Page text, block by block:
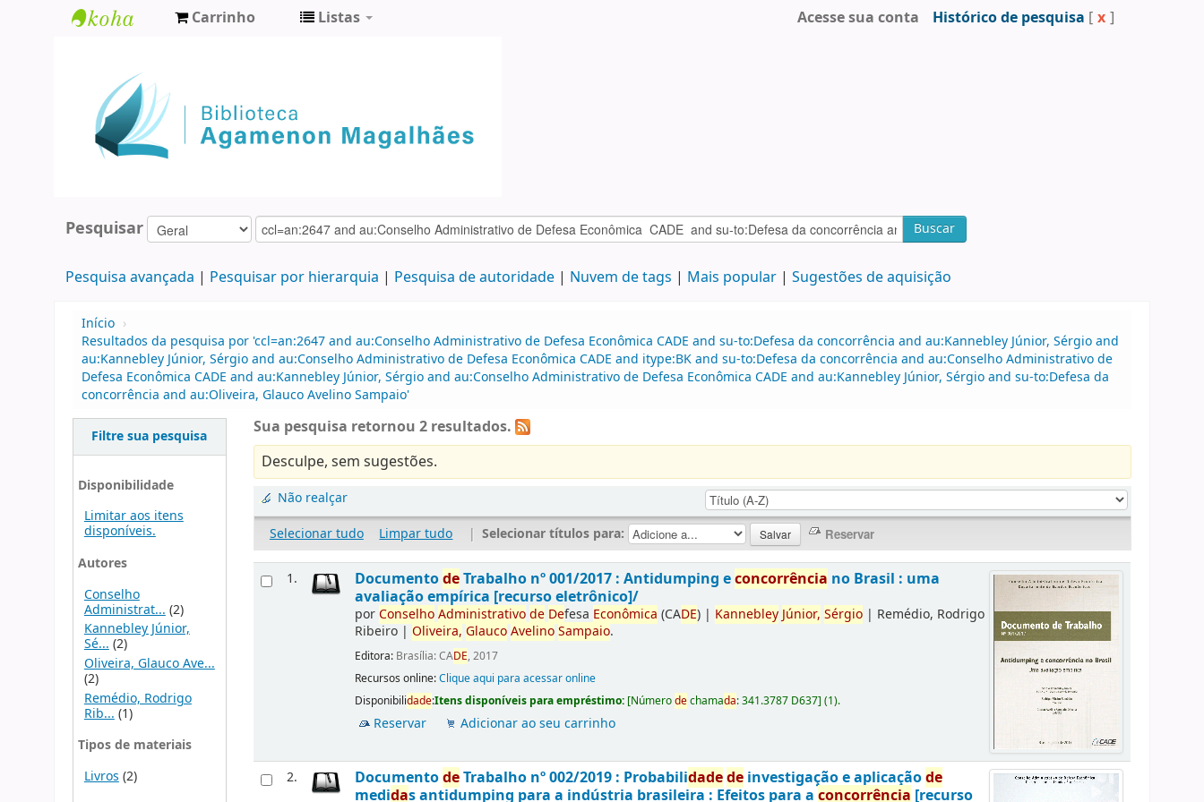
Agamenon
Magalhães
Carrinho Listas Acesse sua conta Histórico de pesquisa [ x ]
Pesquisar Buscar
Pesquisa avançada Pesquisar por hierarquia Pesquisa de autoridade Nuvem de tags Mais popular Sugestões de aquisição
Início ›
Resultados da pesquisa por 'ccl=an:2647 and au:Conselho Administrativo de Defesa Econômica CADE and su-to:Defesa da concorrência and au:Kannebley Júnior, Sérgio and
au:Kannebley Júnior, Sérgio and au:Conselho Administrativo de Defesa Econômica CADE and itype:BK and su-to:Defesa da concorrência and au:Conselho Administrativo de
Defesa Econômica CADE and au:Kannebley Júnior, Sérgio and au:Conselho Administrativo de Defesa Econômica CADE and au:Kannebley Júnior, Sérgio and su-to:Defesa da
concorrência and au:Oliveira, Glauco Avelino Sampaio'
Filtre sua pesquisa
Disponibilidade
Limitar aos itens
disponíveis.
Autores
Conselho
Administrat... (2)
Kannebley Júnior,
Sé...(2)
Oliveira, Glauco Ave...
(2)
Remédio, Rodrigo
Rib... (1)
Tipos de materiais
Livros (2)
Sua pesquisa retornou 2 resultados.
Desculpe, sem sugestões.
Não realçar
Selecionar tudo
Limpar tudo | Selecionar títulos para:
1. DocumentodeTrabalho nº 001/2017 : Antidumping econcorrência no Brasil : uma
avaliação empírica [recurso eletrônico]/
porConselhoAdministrativode Defesa Econômica (CADE) | KannebleyJúnior, Sérgio | Remédio, Rodrigo
Ribeiro |Oliveira, GlaucoAvelinoSampaio.
Editora: Brasília: CADE, 2017
Recursos online:Clique aqui para acessar online
Disponibilidade:Itens disponíveis para empréstimo: [Númerodechamada:341.3787 D637](1).
Reservar Adicionar ao seu carrinho
2. DocumentodeTrabalho nº 002/2019 : Probabilidadede investigação e aplicaçãode
medidas antidumping para a indústria brasileira : Efeitos para aconcorrência [recurso